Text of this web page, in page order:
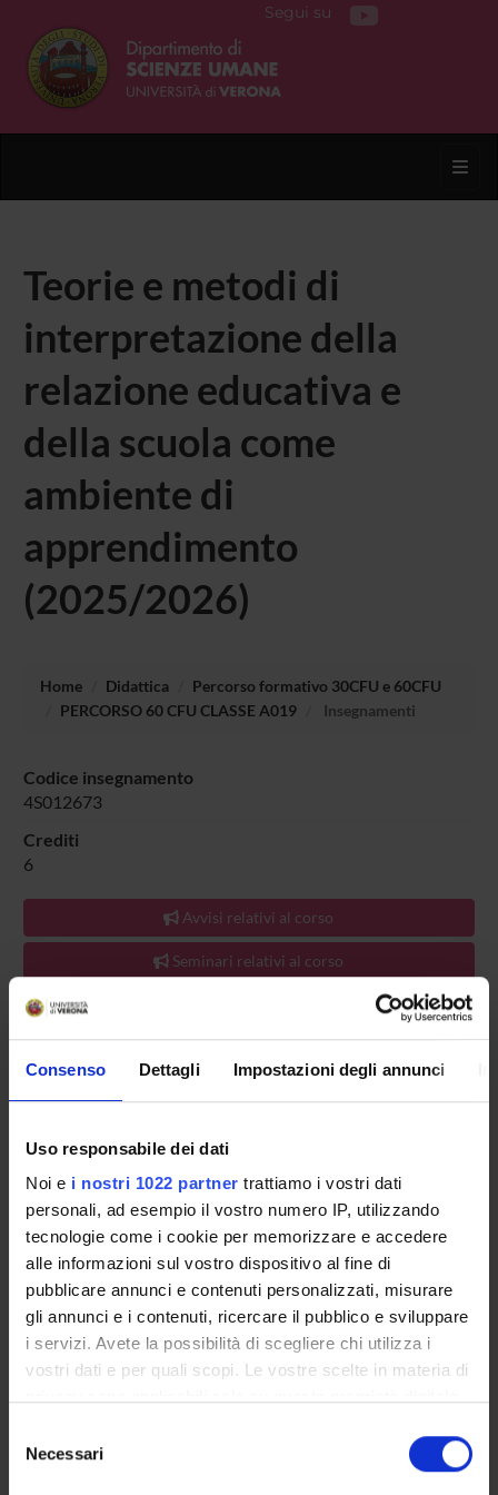
Consenso Dettagli Impostazioni degli annunci
Uso responsabile dei dati
Noi e i nostri 1022 partner trattiamo i vostri dati
personali, ad esempio il vostro numero IP, utilizzando
tecnologie come i cookie per memorizzare e accedere
alle informazioni sul vostro dispositivo al fine di
pubblicare annunci e contenuti personalizzati, misurare
gli annunci e i contenuti, ricercare il pubblico e sviluppare
i servizi. Avete la possibilità di scegliere chi utilizza i
vostri dati e per quali scopi. Le vostre scelte in materia di
modificare o revocare il proprio consenso in qualsiasi
momento dalla Dichiarazione sui cookie o facendo clic
delNecessari
Segui su
Teorie e metodi di
interpretazione della
relazione educativa e
della scuola come
ambiente di
apprendimento
(2025/2026)
Home Didattica
Percorso formativo 30CFU e 60CFU
PERCORSO 60 CFU CLASSE A019
Insegnamenti
Codice insegnamento
4S012673
Crediti
6
Avvisi relativi al corso
Seminari relativi al corso
Teorie e
metodi di interpretazione della relazione educativa e
della scuola come ambiente di apprendimento
(2025/2026) - PERCORSO 60 CFU CLASSE A-01
Presentazione
Come iscriversi
Insegnamenti
Calendario didattico
Orario lezioni
Piani didattici
Calendario esami
Bacheca avvisi
Docenti